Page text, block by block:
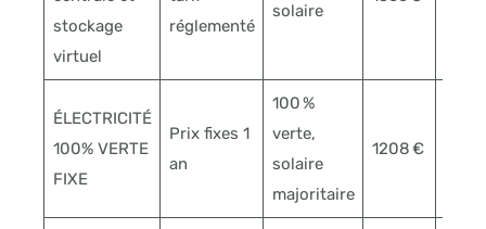
stockage
virtuel
réglementé
solaire
ÉLECTRICITÉ
100% VERTE
FIXE
Prix fixes 1
an
100 %
verte,
solaire
majoritaire
1208 €